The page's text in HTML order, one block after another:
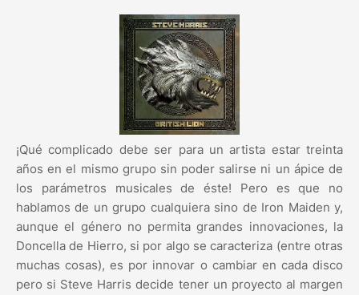
¡Qué complicado debe ser para un artista estar treinta
años en el mismo grupo sin poder salirse ni un ápice de
los parámetros musicales de éste! Pero es que no
hablamos de un grupo cualquiera sino de Iron Maiden y,
aunque el género no permita grandes innovaciones, la
Doncella de Hierro, si por algo se caracteriza (entre otras
muchas cosas), es por innovar o cambiar en cada disco
pero si Steve Harris decide tener un proyecto al margen